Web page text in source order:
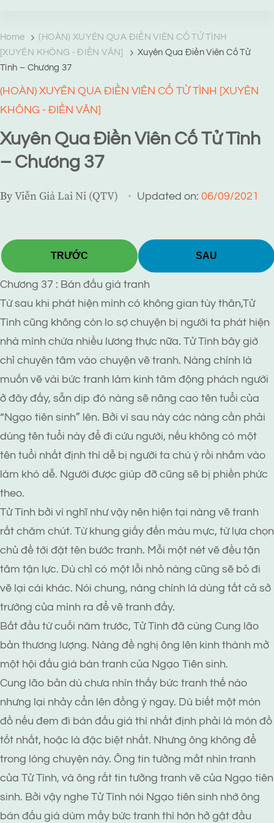
Home
(HOÀN) XUYÊN QUA ĐIỀN VIÊN CỐ TỬ TÌNH
[XUYÊN KHÔNG - ĐIỀN VĂN]
Xuyên Qua Điền Viên Cố Tử
Tình – Chương 37
(HOÀN) XUYÊN QUA ĐIỀN VIÊN CỐ TỬ TÌNH [XUYÊN
KHÔNG - ĐIỀN VĂN]
Xuyên Qua Điền Viên Cố Tử Tình
– Chương 37
ByViễn Giả Lai Ni (QTV) Updated on: 06/09/2021
TRƯỚC SAU
Chương 37 : Bán đấu giá tranh
Từ sau khi phát hiện mình có không gian tùy thân,Tử
Tình cũng không còn lo sợ chuyện bị người ta phát hiện
nhà mình chứa nhiều lương thực nữa. Tử Tình bây giờ
chỉ chuyên tâm vào chuyện vẽ tranh. Nàng chính là
muốn vẽ vài bức tranh làm kinh tâm động phách người
ở đây đấy, sẵn dịp đó nàng sẽ nâng cao tên tuổi của
“Ngạo tiên sinh” lên. Bởi vì sau này các nàng cần phải
dùng tên tuổi này để đi cứu người, nếu không có một
tên tuổi nhất định thì dễ bị người ta chú ý rồi nhắm vào
làm khó dễ. Người được giúp đỡ cũng sẽ bị phiền phức
theo.
Tử Tình bởi vì nghĩ như vậy nên hiện tại nàng vẽ tranh
rất chăm chút. Từ khung giấy đến màu mực, từ lựa chọn
chủ đề tới đặt tên bước tranh. Mỗi một nét vẽ đều tận
tâm tận lực. Dù chỉ có một lỗi nhỏ nàng cũng sẽ bỏ đi
vẽ lại cái khác. Nói chung, nàng chính là dùng tất cả sở
trường của mình ra để vẽ tranh đấy.
Bắt đầu từ cuối năm trước, Tử Tình đã cùng Cung lão
bản thương lượng. Nàng đề nghị ông lên kinh thành mở
một hội đấu giá bán tranh của Ngạo Tiên sinh.
Cung lão bản dù chưa nhìn thấy bức tranh thế nào
nhưng lại nhảy cẩn lên đồng ý ngay. Dù biết một món
đồ nếu đem đi bán đấu giá thì nhất định phải là món đồ
tốt nhất, hoặc là đặc biệt nhất. Nhưng ông không để
trong lòng chuyện này. Ông tin tưởng mắt nhìn tranh
của Tử Tình, và ông rất tin tưởng tranh vẽ của Ngạo tiên
sinh. Bởi vậy nghe Tử Tình nói Ngạo tiên sinh nhờ ông
bán đấu giá dùm mấy bức tranh thì hớn hở gật đầu